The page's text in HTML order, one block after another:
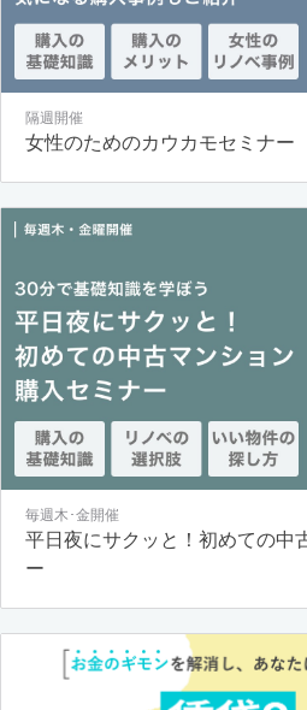
隔週開催
女性のためのカウカモセミナー
毎週木･金開催
平日夜にサクッと！初めての中
ー